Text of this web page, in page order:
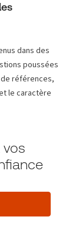
dans des
poussées
références,
le caractère
vos